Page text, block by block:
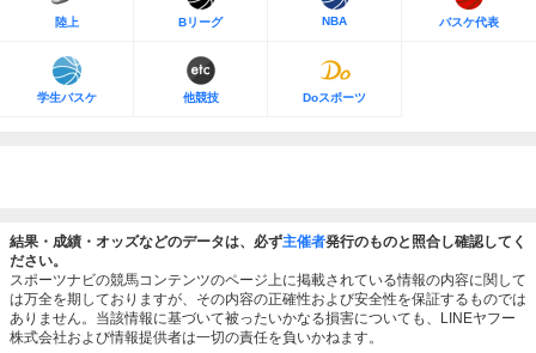
陸上 Bリーグ NBA バスケ代表
学生バスケ 他競技 Doスポーツ
結果・成績・オッズなどのデータは、必ず主催者発行のものと照合し確認してく
ださい。
スポーツナビの競馬コンテンツのページ上に掲載されている情報の内容に関して
は万全を期しておりますが、その内容の正確性および安全性を保証するものでは
ありません。当該情報に基づいて被ったいかなる損害についても、LINEヤフー
株式会社および情報提供者は一切の責任を負いかねます。